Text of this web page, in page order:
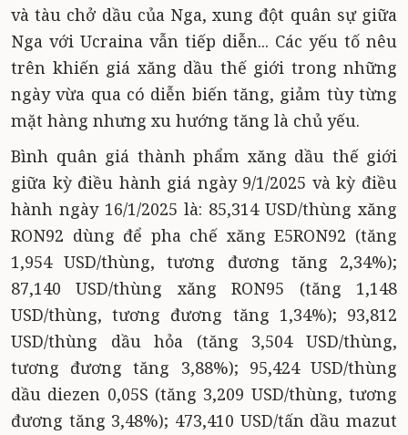
và tàu chở dầu của Nga, xung đột quân sự giữa
Nga với Ucraina vẫn tiếp diễn... Các yếu tố nêu
trên khiến giá xăng dầu thế giới trong những
ngày vừa qua có diễn biến tăng, giảm tùy từng
mặt hàng nhưng xu hướng tăng là chủ yếu.
Bình quân giá thành phẩm xăng dầu thế giới
giữa kỳ điều hành giá ngày 9/1/2025 và kỳ điều
hành ngày 16/1/2025 là: 85,314 USD/thùng xăng
RON92 dùng để pha chế xăng E5RON92 (tăng
1,954 USD/thùng, tương đương tăng 2,34%);
87,140 USD/thùng xăng RON95 (tăng 1,148
USD/thùng, tương đương tăng 1,34%); 93,812
USD/thùng dầu hỏa (tăng 3,504 USD/thùng,
tương đương tăng 3,88%); 95,424 USD/thùng
dầu diezen 0,05S (tăng 3,209 USD/thùng, tương
đương tăng 3,48%); 473,410 USD/tấn dầu mazut